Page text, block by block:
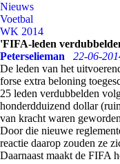
Nieuws
Voetbal
WK 2014
'FIFA-leden
Peterselieman
22-06-
De leden van het
forse extra beloning
25 leden verdubbelden
honderdduizend dollar
van kracht waren
Door die nieuwe
reactie daarop zouden ze
Daarnaast maakt de FIFA